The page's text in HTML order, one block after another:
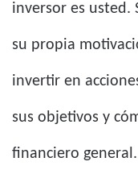
inversor es usted.
su propia
invertir en
sus objetivos y
financiero general.